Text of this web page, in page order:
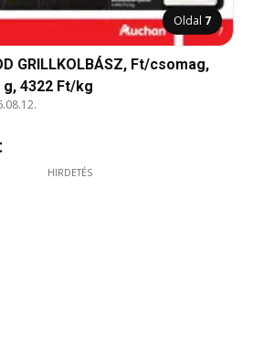
Oldal 7
GRILLKOLBÁSZ, Ft/csomag,
4322 Ft/kg
HIRDETÉS